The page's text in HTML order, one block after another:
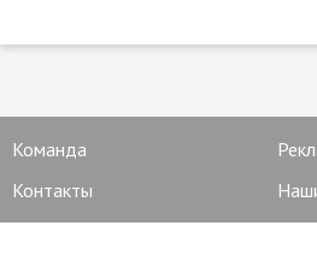
Команда
Контакты